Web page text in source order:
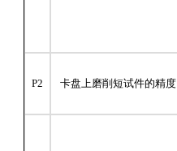
P2 卡盘上磨削短试件的精度